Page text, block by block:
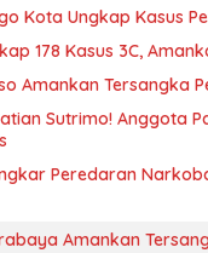
Kota Ungkap Kasus
178 Kasus 3C,
Amankan Tersangka
Sutrimo! Anggota
Peredaran
Amankan